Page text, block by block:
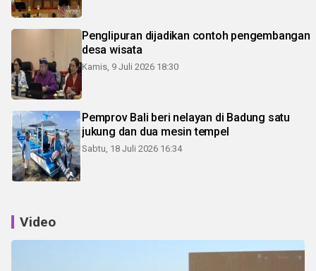
Penglipuran dijadikan contoh pengembangan
desa wisata
Kamis, 9 Juli 2026 18:30
Pemprov Bali beri nelayan di Badung satu
jukung dan dua mesin tempel
Sabtu, 18 Juli 2026 16:34
Video